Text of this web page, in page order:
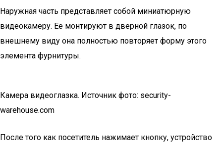
Наружная часть представляет собой миниатюрную
видеокамеру. Ее монтируют в дверной глазок, по
внешнему виду она полностью повторяет форму этого
элемента фурнитуры.
Камера видеоглазка. Источник фото: security-
warehouse.com
После того как посетитель нажимает кнопку, устройство